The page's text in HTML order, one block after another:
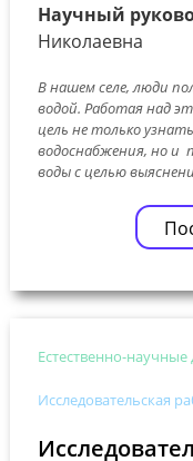
Научный
Николаевна
В нашем селе, люди
водой. Работая над
цель не только
водоснабжения, но и
воды с целью
Естественно-
Исследовательская